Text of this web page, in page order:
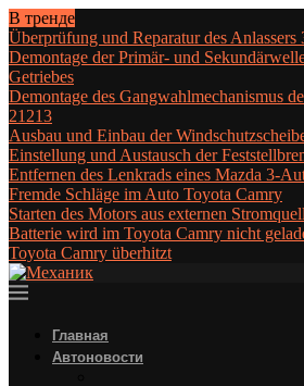
В тренде
Überprüfung und Reparatur des
Demontage der Primär- und
Getriebes
Demontage des Gangwahlmechanismus
21213
Ausbau und Einbau der
Einstellung und Austausch der
Entfernen des Lenkrads eines Mazda 3-
Fremde Schläge im Auto Toyota Camry
Starten des Motors aus externen
Batterie wird im Toyota Camry nicht
Toyota Camry überhitzt
Главная
Автоновости